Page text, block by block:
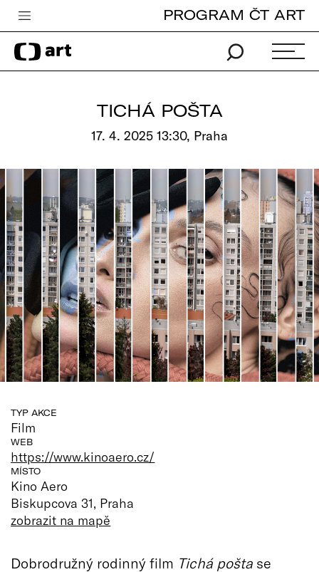
Česká televize
Zpravodajství
Pro děti
edu
Vše o ČT
PROGRAM ČT ART
TICHÁ POŠTA
17. 4. 2025 13:30, Praha
TYP AKCE
Film
WEB
https://www.kinoaero.cz/
MÍSTO
Kino Aero
Biskupcova 31, Praha
zobrazit na mapě
Dobrodružný rodinný film Tichá pošta se